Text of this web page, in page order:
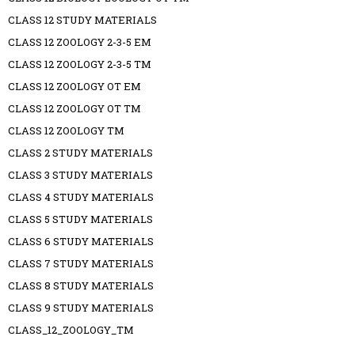
CLASS 12 STUDY MATERIALS
CLASS 12 ZOOLOGY 2-3-5 EM
CLASS 12 ZOOLOGY 2-3-5 TM
CLASS 12 ZOOLOGY OT EM
CLASS 12 ZOOLOGY OT TM
CLASS 12 ZOOLOGY TM
CLASS 2 STUDY MATERIALS
CLASS 3 STUDY MATERIALS
CLASS 4 STUDY MATERIALS
CLASS 5 STUDY MATERIALS
CLASS 6 STUDY MATERIALS
CLASS 7 STUDY MATERIALS
CLASS 8 STUDY MATERIALS
CLASS 9 STUDY MATERIALS
CLASS_12_ZOOLOGY_TM